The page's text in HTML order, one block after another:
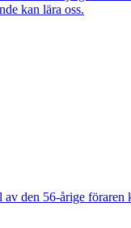
kan lära oss.
den 56-årige